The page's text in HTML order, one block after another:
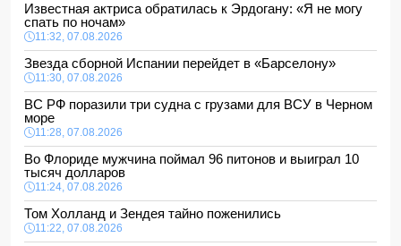
Известная актриса обратилась к Эрдогану: «Я не могу
спать по ночам»
11:32, 07.08.2026
Звезда сборной Испании перейдет в «Барселону»
11:30, 07.08.2026
ВС РФ поразили три судна с грузами для ВСУ в Черном
море
11:28, 07.08.2026
Во Флориде мужчина поймал 96 питонов и выиграл 10
тысяч долларов
11:24, 07.08.2026
Том Холланд и Зендея тайно поженились
11:22, 07.08.2026